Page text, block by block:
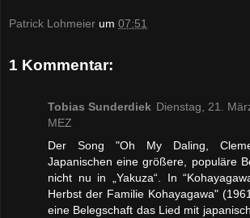
Patrick Lohmeier um 07:51
1 Kommentar:
Tobias Sunderdiek Dienstag, 21.
MEZ
Der Song "Oh My Daling,
Japanischen eine größere, populäre
nicht nu in „Yakuza“. In
Herbst der Familie Kohayagawa"
eine Belegschaft das Lied mit